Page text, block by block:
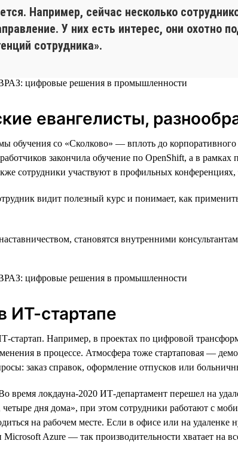
Например, сейчас несколько
У них есть интерес, они охотно
сотрудника».
евангелисты,
обучения со «Сколково» — вплоть до
закончила обучение по OpenShift, а в
сотрудники участвуют в профильных
видит полезный курс и понимает, как
становятся внутренними
ИТ-стартапе
Например, в проектах по цифровой
в процессе. Атмосфера тоже стартаповая —
заказ справок, оформление отпусков или
локдауна-2020 ИТ-департамент перешел на
дня дома», при этом сотрудники работают с
на рабочем месте. Если в офисе или на
Azure — так производительности хватает на